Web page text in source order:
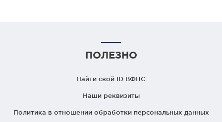
ПОЛЕЗНО
Найти свой ID ВФПС
Наши реквизиты
Политика в отношении обработки персональных данных